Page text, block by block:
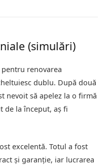
(simulări)
pentru renovarea
dublu. După două
nevoit să apelez la o firmă
de la început, aș fi
excelentă. Totul a fost
și garanție, iar lucrarea